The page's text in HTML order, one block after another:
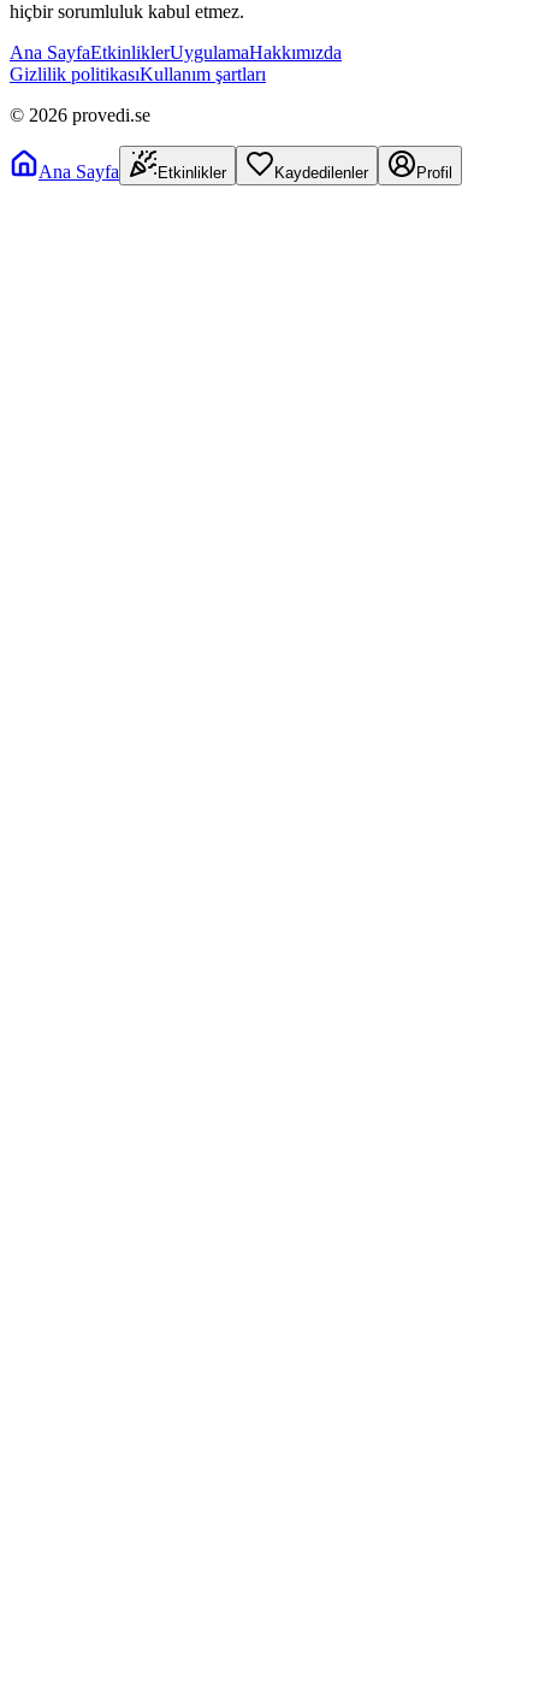
hiçbir sorumluluk kabul etmez.
Ana SayfaEtkinliklerUygulamaHakkımızda
Gizlilik politikasıKullanım şartları
© 2026 provedi.se
Ana Sayfa Etkinlikler Kaydedilenler Profil